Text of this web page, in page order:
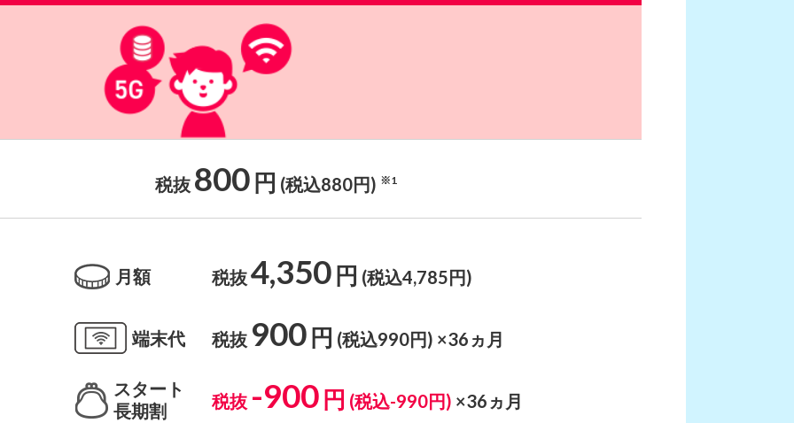
税抜 800円 (税込880円) ※1
月額
端末代
スタート
長期割
税抜4,350 円 (税込4,785円)
税抜 900 円 (税込990円) ×36ヵ月
税抜 -900 円 (税込-990円) ×36ヵ月